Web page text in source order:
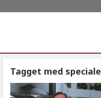
Tagget med speciale